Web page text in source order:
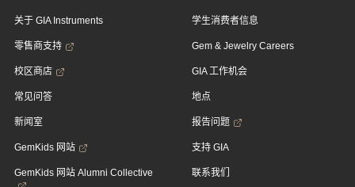
关于 GIA Instruments
零售商支持
校区商店
常见问答
新闻室
GemKids 网站
GemKids 网站 Alumni Collective
学生消费者信息
Gem & Jewelry Careers
GIA 工作机会
地点
报告问题
支持 GIA
联系我们